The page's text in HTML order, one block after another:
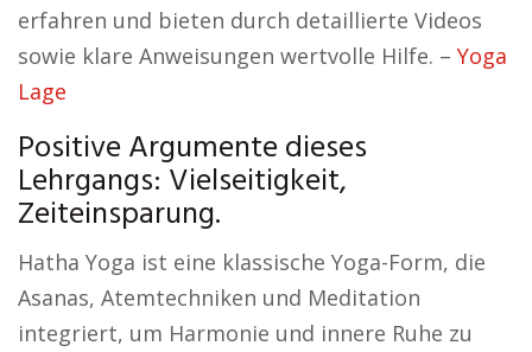
erfahren und bieten durch detaillierte Videos
sowie klare Anweisungen wertvolle Hilfe. – Yoga
Lage
Positive Argumente dieses
Lehrgangs: Vielseitigkeit,
Zeiteinsparung.
Hatha Yoga ist eine klassische Yoga-Form, die
Asanas, Atemtechniken und Meditation
integriert, um Harmonie und innere Ruhe zu